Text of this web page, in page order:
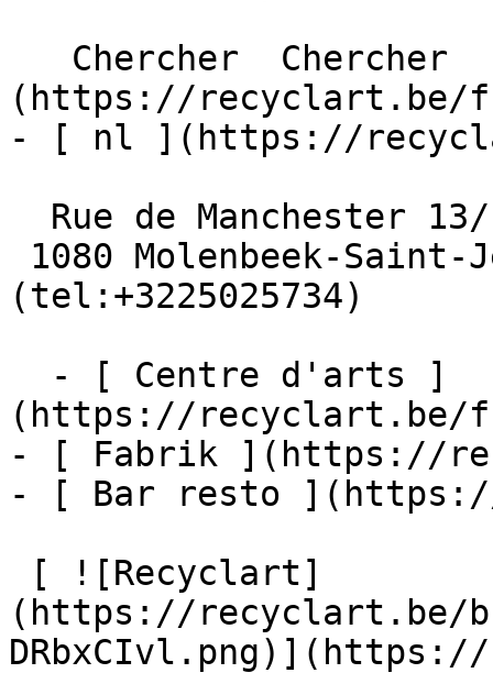
(https://recyclart.be/
- [ nl ](https://
(tel:+3225025734)
(https://recyclart.be/
- [ Fabrik ](https://
- [ Bar resto
(https://recyclart.be/